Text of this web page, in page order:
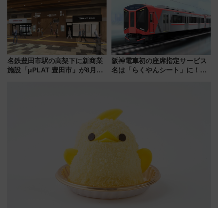
解説！
場に何を求める？
名鉄豊田市駅の高架下に新商業
施設「μPLAT 豊田市」が8月26
阪神電車初の座席指定サービス
名は「らくやんシート」に！新